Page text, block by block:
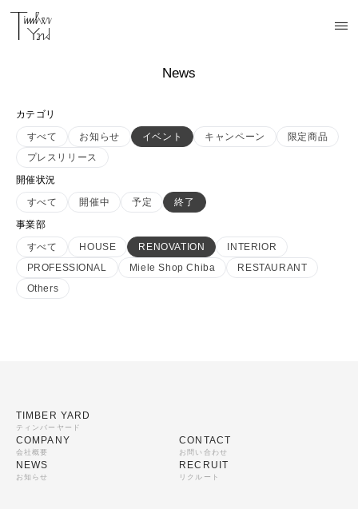
News
カテゴリ
すべて
お知らせ イベント キャンペーン
限定商品
プレスリリース
開催状況
すべて
開催中 予定
終了
事業部
すべて
HOUSE RENOVATION
INTERIOR
PROFESSIONAL
Miele Shop Chiba
RESTAURANT
Others
TIMBER YARD
ティンバーヤード
COMPANY
会社概要
NEWS
お知らせ
CONTACT
お問い合わせ
RECRUIT
リクルート